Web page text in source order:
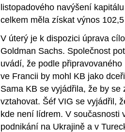
listopadového navýšení
celkem měla získat výnos
V úterý je k dispozici úprava
Goldman Sachs. Společnost
uvádí, že podle
ve Francii by mohl KB jako
Sama KB se vyjádřila, že by
vztahovat. Šéf VIG se vyjádřil,
kde není lídrem. V současnosti
podnikání na Ukrajině a v